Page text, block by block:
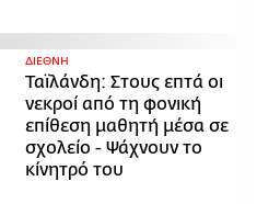
ΔΙΕΘΝΗ
Ταϊλάνδη: Στους επτά οι
νεκροί από τη φονική
επίθεση μαθητή μέσα σε
σχολείο - Ψάχνουν το
κίνητρό του